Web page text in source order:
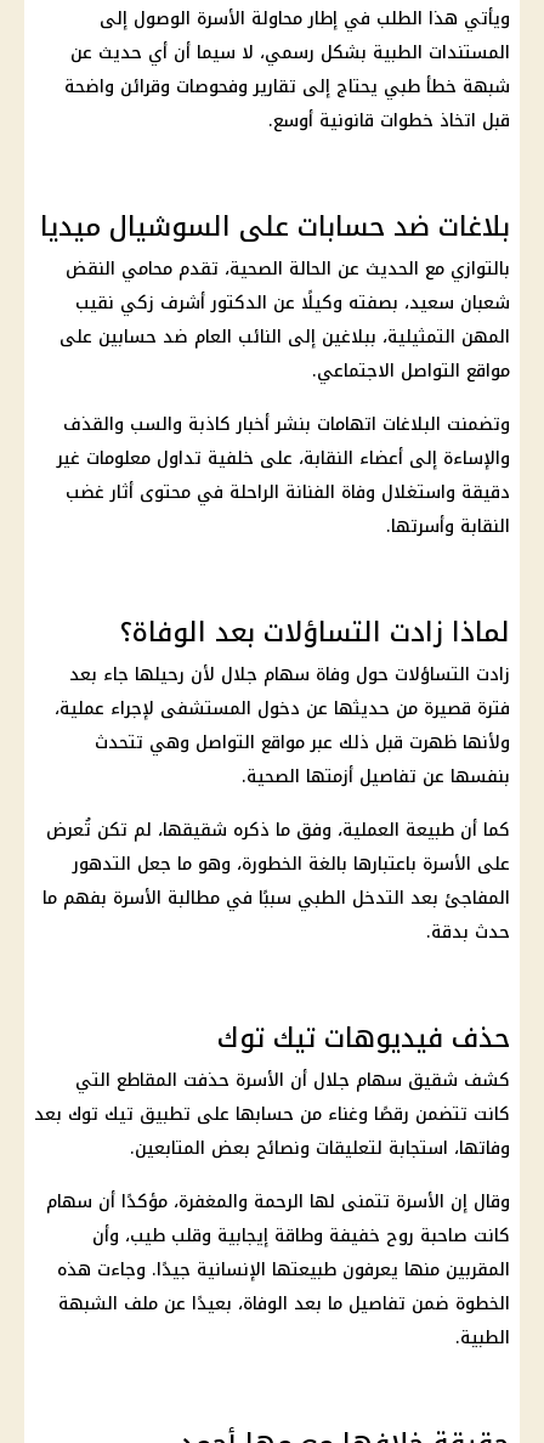
ويأتي هذا الطلب في إطار محاولة الأسرة الوصول إلى
المستندات الطبية بشكل رسمي، لا سيما أن أي حديث عن
شبهة خطأ طبي يحتاج إلى تقارير وفحوصات وقرائن واضحة
قبل اتخاذ خطوات قانونية أوسع.
بلاغات ضد حسابات على السوشيال ميديا
بالتوازي مع الحديث عن الحالة الصحية، تقدم محامي النقض
شعبان سعيد، بصفته وكيلًا عن الدكتورأشرف زكي نقيب
المهن التمثيلية، ببلاغين إلى النائب العام ضد حسابين على
مواقع التواصل الاجتماعي.
وتضمنت البلاغات اتهامات بنشر أخبار كاذبة والسب والقذف
والإساءة إلى أعضاء النقابة، على خلفية تداول معلومات غير
دقيقة واستغلال وفاة الفنانة الراحلة في محتوى أثار غضب
النقابة وأسرتها.
لماذا زادت التساؤلات بعد الوفاة؟
زادت التساؤلات حول وفاة سهام جلال لأن رحيلها جاء بعد
فترة قصيرة من حديثها عن دخول المستشفى لإجراء عملية،
ولأنها ظهرت قبل ذلك عبر مواقع التواصل وهي تتحدث
بنفسها عن تفاصيل أزمتها الصحية.
كما أن طبيعة العملية، وفق ما ذكره شقيقها، لم تكن تُعرض
على الأسرة باعتبارها بالغة الخطورة، وهو ما جعل التدهور
المفاجئ بعد التدخل الطبي سببًا في مطالبة الأسرة بفهم ما
حدث بدقة.
حذف فيديوهات تيك توك
كشف شقيق سهام جلال أن الأسرة حذفت المقاطع التي
كانت تتضمن رقصًا وغناء من حسابها على تطبيق تيك توك بعد
وفاتها، استجابة لتعليقات ونصائح بعض المتابعين.
وقال إن الأسرة تتمنى لها الرحمة والمغفرة، مؤكدًا أن سهام
كانت صاحبة روح خفيفة وطاقة إيجابية وقلب طيب، وأن
المقربين منها يعرفون طبيعتها الإنسانية جيدًا. وجاءت هذه
الخطوة ضمن تفاصيل ما بعد الوفاة، بعيدًا عن ملف الشبهة
الطبية.